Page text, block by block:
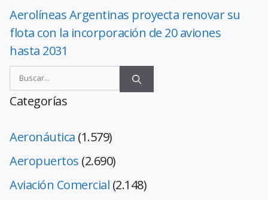
Aerolíneas Argentinas proyecta renovar su
flota con la incorporación de 20 aviones
hasta 2031
Categorías
Aeronáutica (1.579)
Aeropuertos (2.690)
Aviación Comercial (2.148)